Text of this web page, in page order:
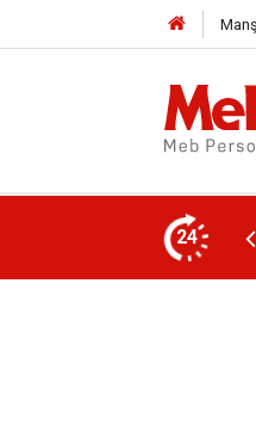
24
Kadro Taleplerine Yanıt ve